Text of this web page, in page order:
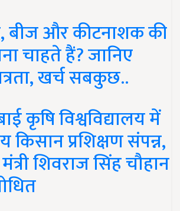
बीज और कीटनाशक की
चाहते हैं? जानिए
खर्च सबकुछ..
कृषि विश्वविद्यालय में
किसान प्रशिक्षण संपन्न,
शिवराज सिंह चौहान